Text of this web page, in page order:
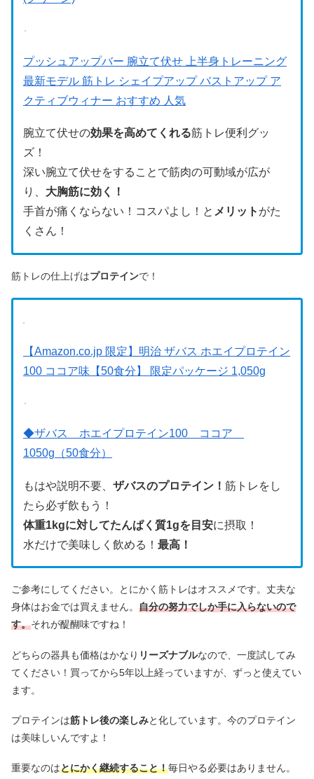
プッシュアップバー 腕立て伏せ 上半身トレーニング
最新モデル 筋トレ シェイプアップ バストアップ ア
クティブウィナー おすすめ 人気
腕立て伏せの効果を高めてくれる筋トレ便利グッ
ズ！
深い腕立て伏せをすることで筋肉の可動域が広が
り、 大胸筋に効く！
手首が痛くならない！コスパよし！と メリット がた
くさん！
筋トレの仕上げはプロテインで！
【Amazon.co.jp 限定】明治 ザバス ホエイプロテイン
100 ココア味【50食分】 限定パッケージ 1,050g
◆ザバス ホエイプロテイン100 ココア
1050g（50食分）
もはや説明不要、 ザバスのプロテイン！ 筋トレをし
たら必ず飲もう！
体重1kgに対してたんぱく質1gを目安に摂取！
水だけで美味しく飲める！ 最高！
ご参考にしてください。とにかく筋トレはオススメです。丈夫な
身体はお金では買えません。 自分の努力でしか手に入らないので
す。それが醍醐味ですね！
どちらの器具も価格はかなり リーズナブルなので、一度試してみ
てください！買ってから5年以上経っていますが、ずっと使えてい
ます。
プロテインは筋トレ後の楽しみと化しています。今のプロテイン
は美味しいんですよ！
重要なのはとにかく継続すること！毎日やる必要はありません。